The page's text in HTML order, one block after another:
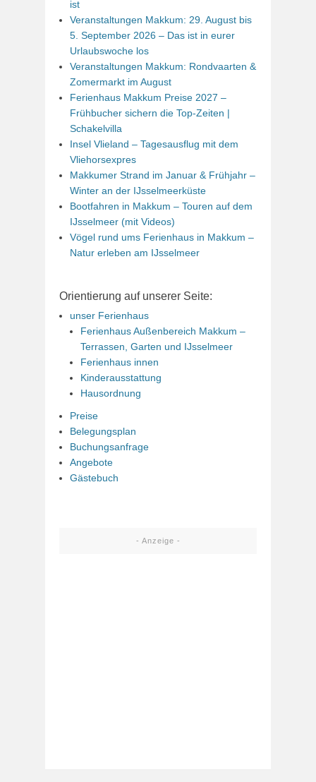
ist
Veranstaltungen Makkum: 29. August bis
5. September 2026 – Das ist in eurer
Urlaubswoche los
Veranstaltungen Makkum: Rondvaarten &
Zomermarkt im August
Ferienhaus Makkum Preise 2027 –
Frühbucher sichern die Top-Zeiten |
Schakelvilla
Insel Vlieland – Tagesausflug mit dem
Vliehorsexpres
Makkumer Strand im Januar & Frühjahr –
Winter an der IJsselmeerküste
Bootfahren in Makkum – Touren auf dem
IJsselmeer (mit Videos)
Vögel rund ums Ferienhaus in Makkum –
Natur erleben am IJsselmeer
Orientierung auf unserer Seite:
unser Ferienhaus
Ferienhaus Außenbereich Makkum –
Terrassen, Garten und IJsselmeer
Ferienhaus innen
Kinderausstattung
Hausordnung
Preise
Belegungsplan
Buchungsanfrage
Angebote
Gästebuch
- Anzeige -